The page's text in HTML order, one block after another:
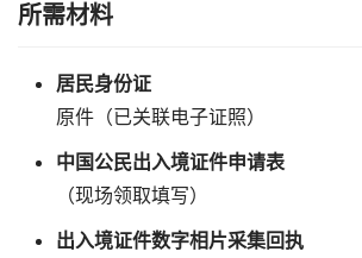
所需材料
居民身份证
原件（已关联电子证照）
中国公民出入境证件申请表
（现场领取填写）
出入境证件数字相片采集回执